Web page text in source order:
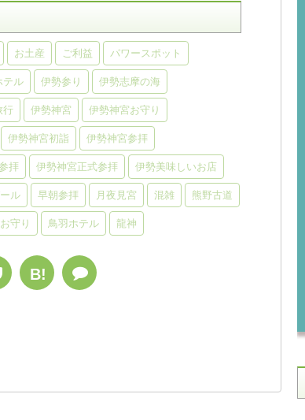
お土産 ご利益 パワースポット
テル 伊勢参り 伊勢志摩の海
行 伊勢神宮 伊勢神宮お守り
伊勢神宮初詣 伊勢神宮参拝
拝 伊勢神宮正式参拝 伊勢美味しいお店
ル 早朝参拝 月夜見宮 混雑 熊野古道
守り 鳥羽ホテル 龍神
B!